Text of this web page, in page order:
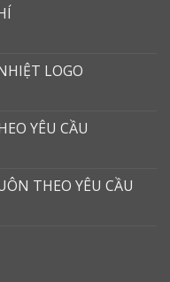
LOGO
YÊU CẦU
THEO YÊU CẦU